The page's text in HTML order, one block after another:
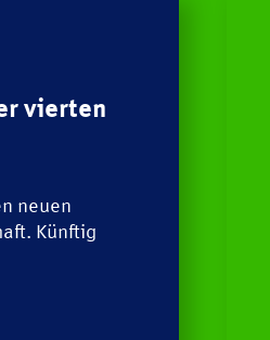
vierten
neuen
Künftig